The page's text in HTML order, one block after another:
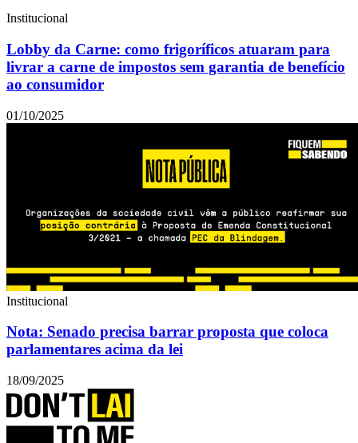
Institucional
Lobby da Carne: como frigoríficos atuaram para
livrar a carne de impostos sem garantia de benefício
ao consumidor
01/10/2025
Institucional
Nota: Senado precisa barrar proposta que coloca
parlamentares acima da lei
18/09/2025